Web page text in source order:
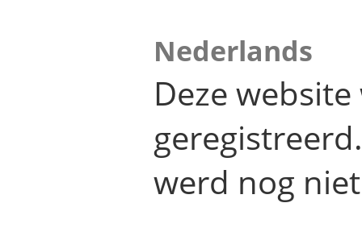
Nederlands
Deze
werd nog